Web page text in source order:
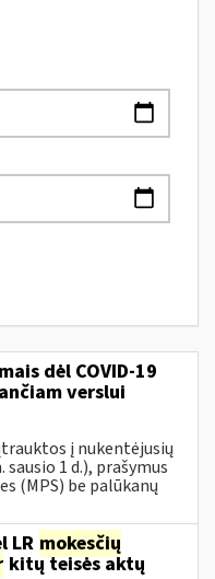
dėl COVID-19
verslui
į nukentėjusių
sausio 1 d.), prašymus
(MPS) be palūkanų
LR mokesčių
kitų teisės aktų